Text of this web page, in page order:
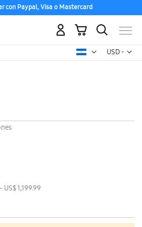
con Paypal, Visa o Mastercard
USD -
dólar
Mi carrito
US$ 1,199.99